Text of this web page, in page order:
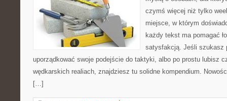
czymś więcej niż tylko
miejsce, w którym
każdy tekst ma pomagać
satysfakcją. Jeśli szukasz
uporządkować swoje podejście do taktyki, albo po prostu lubisz
wędkarskich realiach, znajdziesz tu solidne kompendium.
[…]